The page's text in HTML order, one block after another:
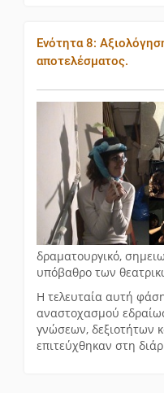
Ενότητα 8:
αποτελέσματος.
δραματουργικό,
υπόβαθρο των
Η τελευταία αυτή
αναστοχασμού
γνώσεων, δεξιοτήτων
επιτεύχθηκαν στη